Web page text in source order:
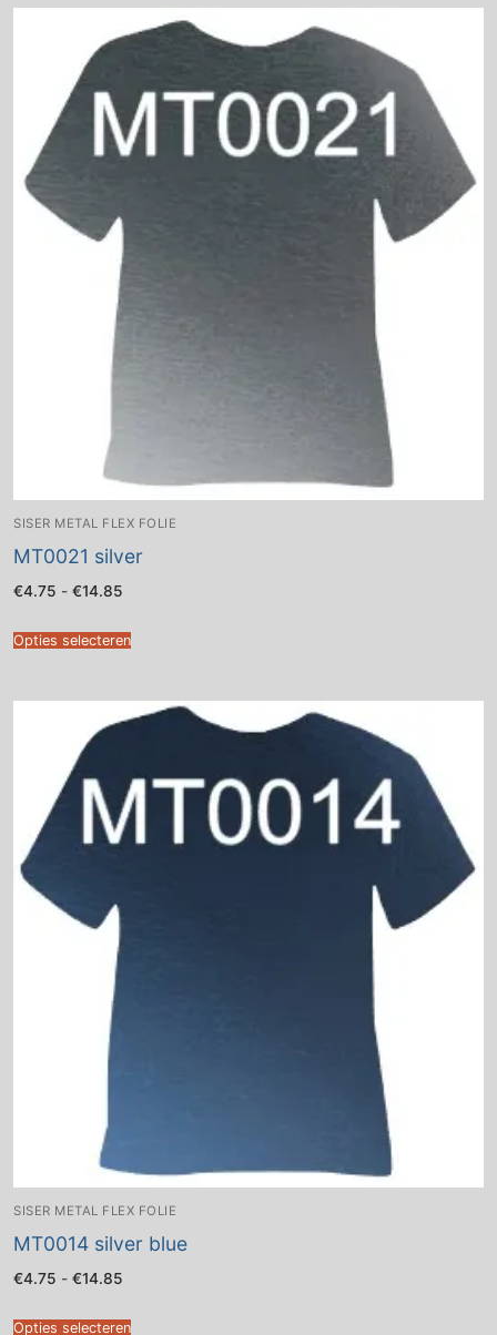
SISER METAL FLEX FOLIE
MT0021 silver
€4.75 - €14.85
€14.85
Opties selecteren
SISER METAL FLEX FOLIE
MT0014 silver blue
€4.75 - €14.85
€14.85
Opties selecteren